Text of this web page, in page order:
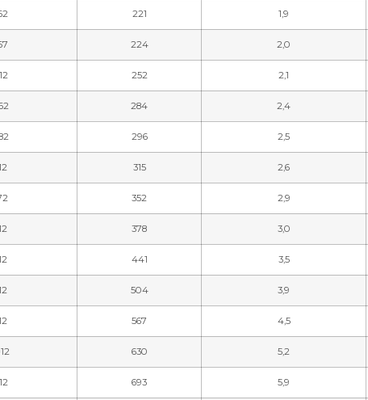
221 1,9
224 2,0
252 2,1
284 2,4
296 2,5
315 2,6
352 2,9
378 3,0
441 3,5
504 3,9
567 4,5
630 5,2
693 5,9